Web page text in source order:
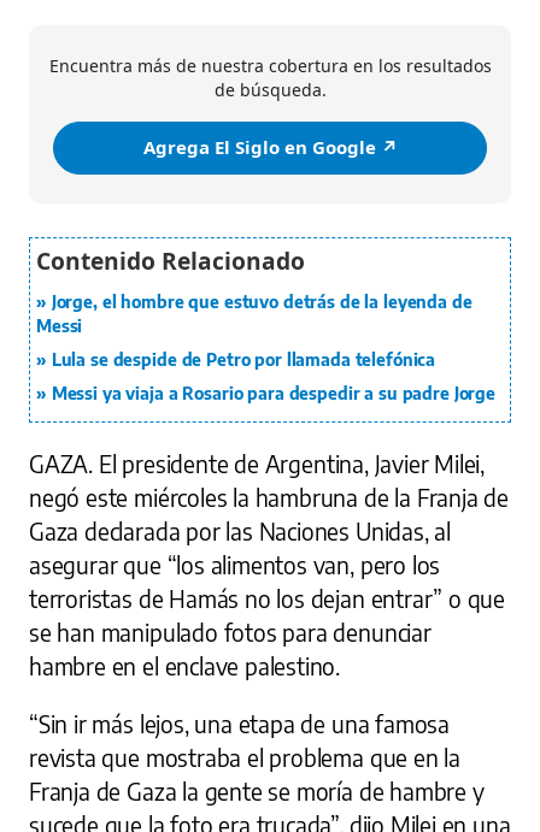
Encuentra más de nuestra cobertura en los resultados
de búsqueda.
Agrega El Siglo en Google ↗️
Jorge, el hombre que estuvo detrás de la leyenda de
Messi
Lula se despide de Petro por llamada telefónica
Messi ya viaja a Rosario para despedir a su padre Jorge
GAZA. El presidente de Argentina, Javier Milei,
negó este miércoles la hambruna de la Franja de
Gaza declarada por las Naciones Unidas, al
asegurar que “los alimentos van, pero los
terroristas de Hamás no los dejan entrar” o que
se han manipulado fotos para denunciar
hambre en el enclave palestino.
“Sin ir más lejos, una etapa de una famosa
revista que mostraba el problema que en la
Franja de Gaza la gente se moría de hambre y
sucede que la foto era trucada”, dijo Milei en una